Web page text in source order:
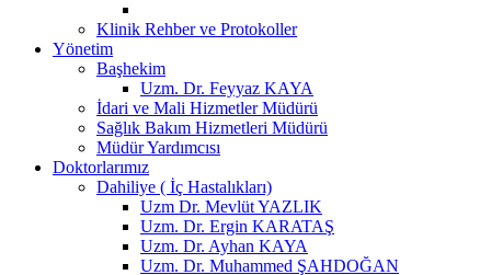
Klinik Rehber ve Protokoller
Yönetim
Başhekim
Uzm. Dr. Feyyaz KAYA
İdari ve Mali Hizmetler Müdürü
Sağlık Bakım Hizmetleri Müdürü
Müdür Yardımcısı
Doktorlarımız
Dahiliye ( İç Hastalıkları)
Uzm Dr. Mevlüt YAZLIK
Uzm. Dr. Ergin KARATAŞ
Uzm. Dr. Ayhan KAYA
Uzm. Dr. Muhammed ŞAHDOĞAN